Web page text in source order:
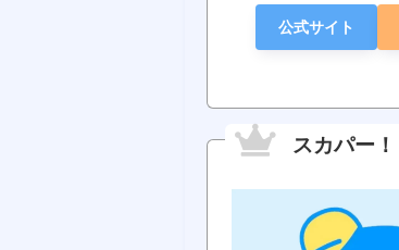
公式サイト
スカパー！